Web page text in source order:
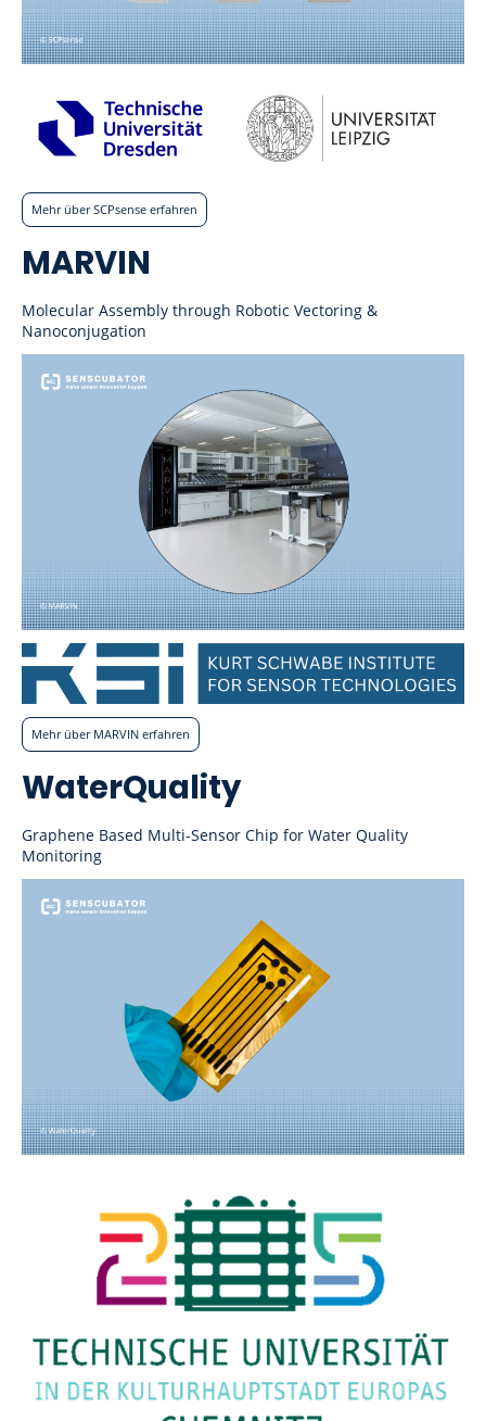
Mehr über SCPsense erfahren
MARVIN
Molecular Assembly through Robotic Vectoring &
Nanoconjugation
Mehr über MARVIN erfahren
WaterQuality
Graphene Based Multi-Sensor Chip for Water Quality
Monitoring